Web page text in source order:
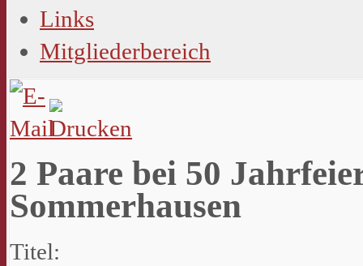
Links
Mitgliederbereich
2 Paare bei 50
Sommerhausen
Titel: